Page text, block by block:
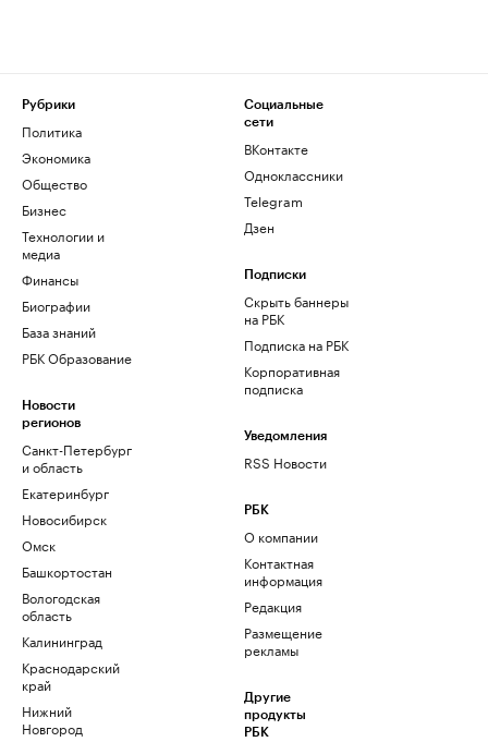
Рубрики
Политика
Экономика
Общество
Бизнес
Технологии и
медиа
Финансы
Биографии
База знаний
РБК Образование
Новости
регионов
Санкт-Петербург
и область
Екатеринбург
Новосибирск
Омск
Башкортостан
Вологодская
область
Калининград
Краснодарский
край
Нижний
Новгород
Социальные
сети
ВКонтакте
Одноклассники
Telegram
Дзен
Подписки
Скрыть баннеры
на РБК
Подписка на РБК
Корпоративная
подписка
Уведомления
RSS Новости
РБК
О компании
Контактная
информация
Редакция
Размещение
рекламы
Другие
продукты
РБК